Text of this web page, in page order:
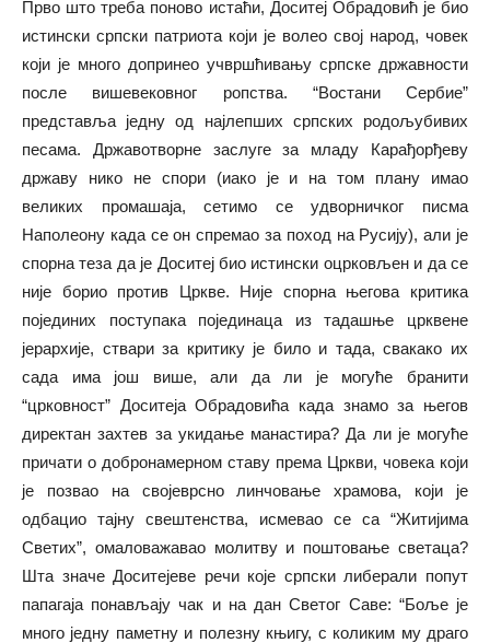
Прво што треба поново истаћи, Доситеј Обрадовић је био
истински српски патриота који је волео свој народ, човек
који је много допринео учвршћивању српске државности
после вишевековног ропства. “Востани Сербие”
представља једну од најлепших српских родољубивих
песама. Државотворне заслуге за младу Карађорђеву
државу нико не спори (иако је и на том плану имао
великих промашаја, сетимо се удворничког писма
Наполеону када се он спремао за поход на Русију), али је
спорна теза да је Доситеј био истински оцрковљен и да се
није борио против Цркве. Није спорна његова критика
појединих поступака појединаца из тадашње црквене
јерархије, ствари за критику је било и тада, свакако их
сада има још више, али да ли је могуће бранити
“црковност” Доситеја Обрадовића када знамо за његов
директан захтев за укидање манастира? Да ли је могуће
причати о добронамерном ставу према Цркви, човека који
је позвао на својеврсно линчовање храмова, који је
одбацио тајну свештенства, исмевао се са “Житијима
Светих”, омаловажавао молитву и поштовање светаца?
Шта значе Доситејеве речи које српски либерали попут
папагаја понављају чак и на дан Светог Саве: “Боље је
много једну паметну и полезну књигу, с коликим му драго